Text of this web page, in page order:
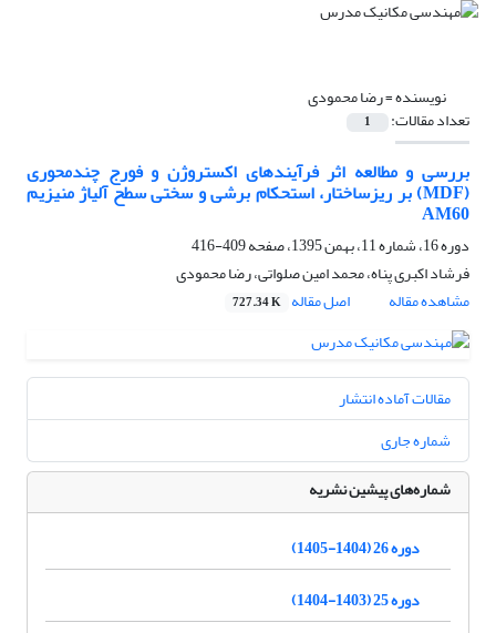
نویسنده =رضا محمودی
تعداد مقالات: 1
بررسی و مطالعه اثر فرآیندهای اکستروژن و فورج چندمحوری
(MDF) بر ریزساختار، استحکام برشی و سختی سطح آلیاژ منیزیم
AM60
دوره 16، شماره 11، بهمن 1395، صفحه
409-416
فرشاد اکبری پناه، محمد امین صلواتی، رضا محمودی
مشاهده مقاله
اصل مقاله 727.34 K
مقالات آماده انتشار
شماره جاری
شماره‌های پیشین نشریه
دوره 26 (1404-1405)
دوره 25 (1403-1404)